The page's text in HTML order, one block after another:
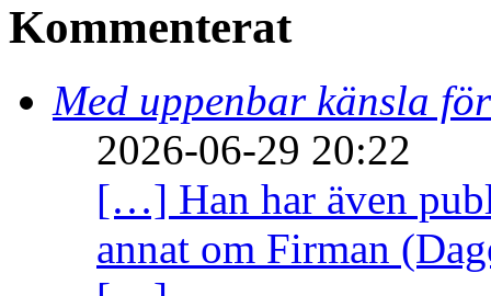
Kommenterat
Med uppenbar känsla
2026-06-29 20:22
[…] Han har även
annat om Firman